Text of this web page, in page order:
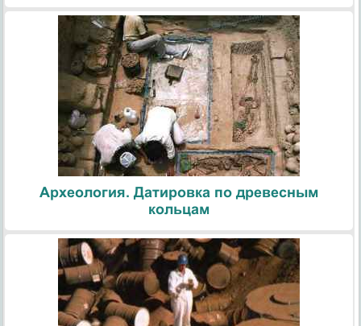
Археология. Датировка по древесным
кольцам